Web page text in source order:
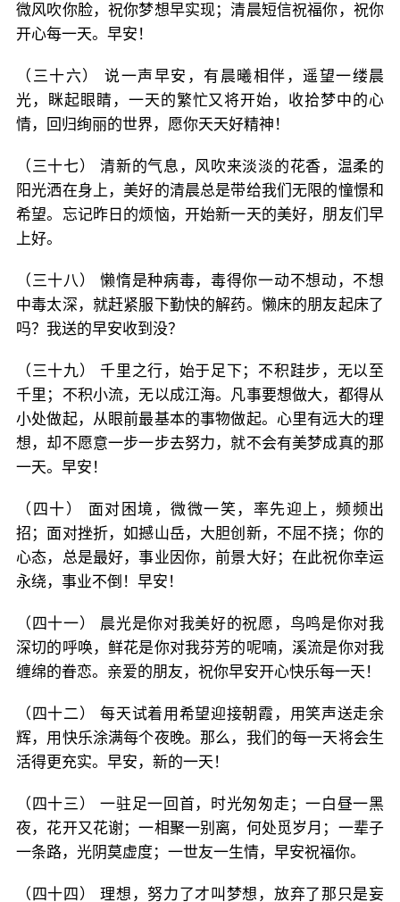
微风吹你脸，祝你梦想早实现；清晨短信祝福你，祝你
开心每一天。早安！
（三十六） 说一声早安，有晨曦相伴，遥望一缕晨
光，眯起眼睛，一天的繁忙又将开始，收拾梦中的心
情，回归绚丽的世界，愿你天天好精神！
（三十七） 清新的气息，风吹来淡淡的花香，温柔的
阳光洒在身上，美好的清晨总是带给我们无限的憧憬和
希望。忘记昨日的烦恼，开始新一天的美好，朋友们早
上好。
（三十八） 懒惰是种病毒，毒得你一动不想动，不想
中毒太深，就赶紧服下勤快的解药。懒床的朋友起床了
吗？我送的早安收到没？
（三十九） 千里之行，始于足下；不积跬步，无以至
千里；不积小流，无以成江海。凡事要想做大，都得从
小处做起，从眼前最基本的事物做起。心里有远大的理
想，却不愿意一步一步去努力，就不会有美梦成真的那
一天。早安！
（四十） 面对困境，微微一笑，率先迎上，频频出
招；面对挫折，如撼山岳，大胆创新，不屈不挠；你的
心态，总是最好，事业因你，前景大好；在此祝你幸运
永绕，事业不倒！早安！
（四十一） 晨光是你对我美好的祝愿，鸟鸣是你对我
深切的呼唤，鲜花是你对我芬芳的呢喃，溪流是你对我
缠绵的眷恋。亲爱的朋友，祝你早安开心快乐每一天！
（四十二） 每天试着用希望迎接朝霞，用笑声送走余
辉，用快乐涂满每个夜晚。那么，我们的每一天将会生
活得更充实。早安，新的一天！
（四十三） 一驻足一回首，时光匆匆走；一白昼一黑
夜，花开又花谢；一相聚一别离，何处觅岁月；一辈子
一条路，光阴莫虚度；一世友一生情，早安祝福你。
（四十四） 理想，努力了才叫梦想，放弃了那只是妄